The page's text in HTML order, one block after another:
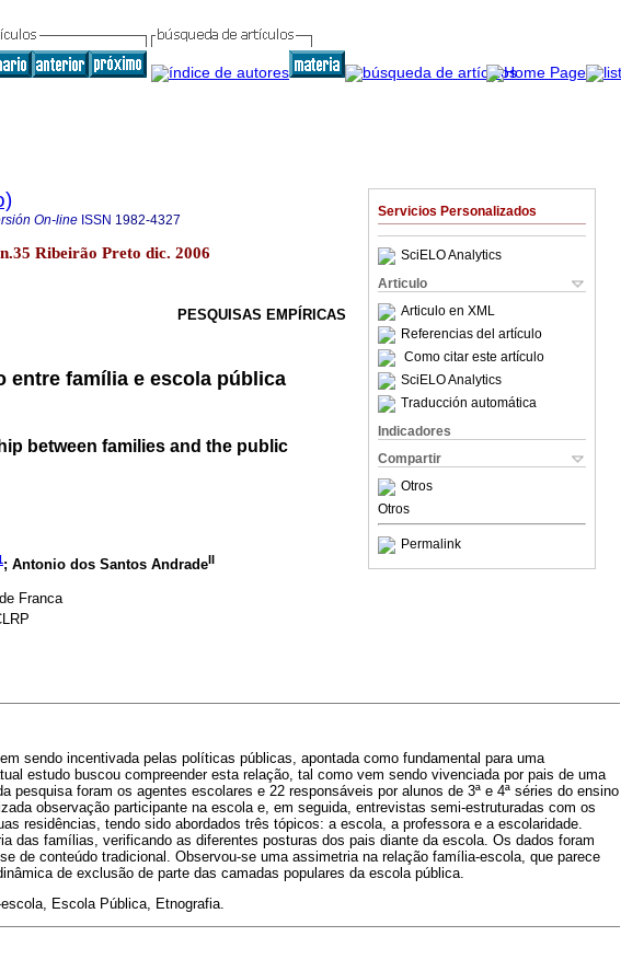
Servicios Personalizados
SciELO Analytics
Articulo
Articulo en XML
Referencias del artículo
Como citar este artículo
SciELO Analytics
Traducción automática
Indicadores
Compartir
Otros
Otros
Permalink
On-line ISSN 1982-4327
Ribeirão Preto dic. 2006
PESQUISAS EMPÍRICAS
entre família e escola pública
between families and the public
; Antonio dos Santos AndradeII
Franca
sendo incentivada pelas políticas públicas, apontada como fundamental para uma
estudo buscou compreender esta relação, tal como vem sendo vivenciada por pais de uma
pesquisa foram os agentes escolares e 22 responsáveis por alunos de 3ª e 4ª séries do ensino
observação participante na escola e, em seguida, entrevistas semi-estruturadas com os
residências, tendo sido abordados três tópicos: a escola, a professora e a escolaridade.
das famílias, verificando as diferentes posturas dos pais diante da escola. Os dados foram
de conteúdo tradicional. Observou-se uma assimetria na relação família-escola, que parece
de exclusão de parte das camadas populares da escola pública.
Escola Pública, Etnografia.